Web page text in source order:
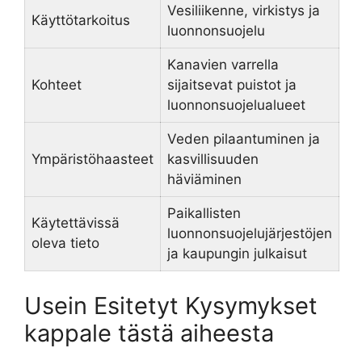
Käyttötarkoitus
Vesiliikenne, virkistys ja
luonnonsuojelu
Kohteet
Kanavien varrella
sijaitsevat puistot ja
luonnonsuojelualueet
Ympäristöhaasteet
Veden pilaantuminen ja
kasvillisuuden
häviäminen
Käytettävissä
oleva tieto
Paikallisten
luonnonsuojelujärjestöjen
ja kaupungin julkaisut
Usein Esitetyt Kysymykset
kappale tästä aiheesta